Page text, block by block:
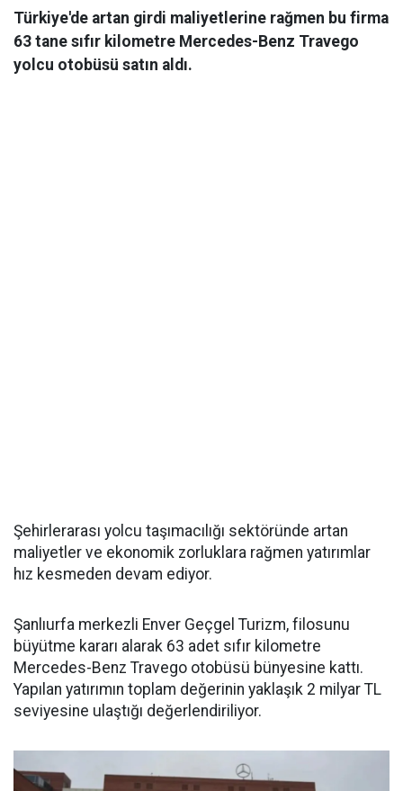
Türkiye'de artan girdi maliyetlerine rağmen bu firma
63 tane sıfır kilometre Mercedes-Benz Travego
yolcu otobüsü satın aldı.
Şehirlerarası yolcu taşımacılığı sektöründe artan
maliyetler ve ekonomik zorluklara rağmen yatırımlar
hız kesmeden devam ediyor.
Şanlıurfa merkezli Enver Geçgel Turizm, filosunu
büyütme kararı alarak 63 adet sıfır kilometre
Mercedes-Benz Travego otobüsü bünyesine kattı.
Yapılan yatırımın toplam değerinin yaklaşık 2 milyar TL
seviyesine ulaştığı değerlendiriliyor.